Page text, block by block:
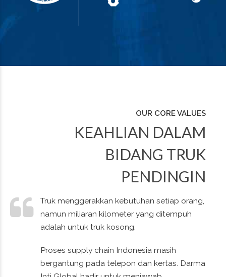
OUR CORE VALUES
KEAHLIAN DALAM
BIDANG TRUK
PENDINGIN
Truk menggerakkan kebutuhan setiap orang,
namun miliaran kilometer yang ditempuh
adalah untuk truk kosong.
Proses supply chain Indonesia masih
bergantung pada telepon dan kertas. Darma
0
1
0
1
0
11